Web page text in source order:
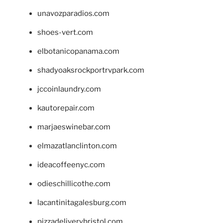
unavozparadios.com
shoes-vert.com
elbotanicopanama.com
shadyoaksrockportrvpark.com
jccoinlaundry.com
kautorepair.com
marjaeswinebar.com
elmazatlanclinton.com
ideacoffeenyc.com
odieschillicothe.com
lacantinitagalesburg.com